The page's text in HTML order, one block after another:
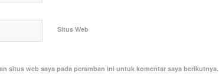
Situs Web
situs web saya pada peramban ini untuk komentar saya berikutnya.